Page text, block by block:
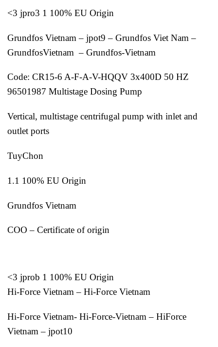
<3 jpro3 1 100% EU Origin
Grundfos Vietnam – jpot9 – Grundfos Viet Nam –
GrundfosVietnam – Grundfos-Vietnam
Code: CR15-6 A-F-A-V-HQQV 3x400D 50 HZ
96501987 Multistage Dosing Pump
Vertical, multistage centrifugal pump with inlet and
outlet ports
TuyChon
1.1 100% EU Origin
Grundfos Vietnam
COO – Certificate of origin
<3 jprob 1 100% EU Origin
Hi-Force Vietnam – Hi-Force Vietnam
Hi-Force Vietnam- Hi-Force-Vietnam – HiForce
Vietnam – jpot10